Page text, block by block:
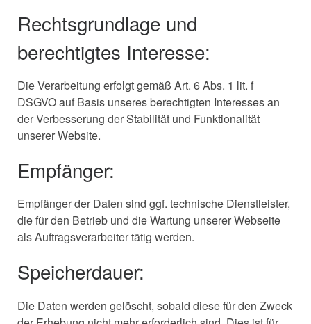
Rechtsgrundlage und
berechtigtes Interesse:
Die Verarbeitung erfolgt gemäß Art. 6 Abs. 1 lit. f
DSGVO auf Basis unseres berechtigten Interesses an
der Verbesserung der Stabilität und Funktionalität
unserer Website.
Empfänger:
Empfänger der Daten sind ggf. technische Dienstleister,
die für den Betrieb und die Wartung unserer Webseite
als Auftragsverarbeiter tätig werden.
Speicherdauer:
Die Daten werden gelöscht, sobald diese für den Zweck